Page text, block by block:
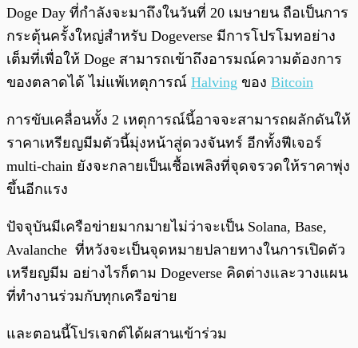
Doge Day ที่กำลังจะมาถึงในวันที่ 20 เมษายน ถือเป็นการ
กระตุ้นครั้งใหญ่สำหรับ Dogeverse มีการโปรโมทอย่าง
เต็มที่เพื่อให้ Doge สามารถเข้าถึงอารมณ์ความต้องการ
ของตลาดได้ ไม่แพ้เหตุการณ์ Halving ของ Bitcoin
การขับเคลื่อนทั้ง 2 เหตุการณ์นี้อาจจะสามารถผลักดันให้
ราคาเหรียญมีมตัวนี้มุ่งหน้าสู่ดวงจันทร์ อีกทั้งฟีเจอร์
multi-chain ยังจะกลายเป็นเชื้อเพลิงที่จุดจรวดให้ราคาพุ่ง
ขึ้นอีกแรง
ปัจจุบันมีเครือข่ายมากมายไม่ว่าจะเป็น Solana, Base,
Avalanche ที่หวังจะเป็นจุดหมายปลายทางในการเปิดตัว
เหรียญมีม อย่างไรก็ตาม Dogeverse คิดต่างและวางแผน
ที่ทำงานร่วมกับทุกเครือข่าย
และตอนนี้โปรเจกต์ได้ผสานเข้าร่วม